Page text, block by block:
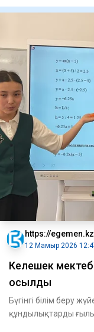
https://egemen.kz
12 Мамыр 2026
Келешек
қосылды
Бүгінгі білім беру
құндылықтарды